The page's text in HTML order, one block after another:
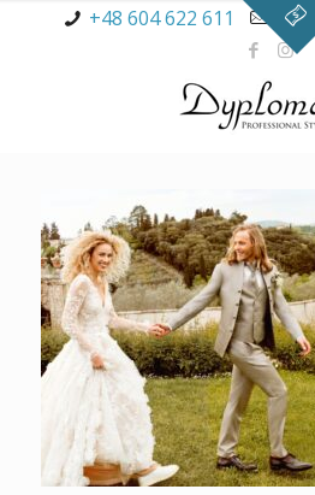
+48 604 622 611